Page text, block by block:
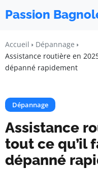
Passion
Accueil
Dépannage
Assistance routière en
dépanné rapidement
Dépannage
Assistance
tout ce qu’il
dépanné